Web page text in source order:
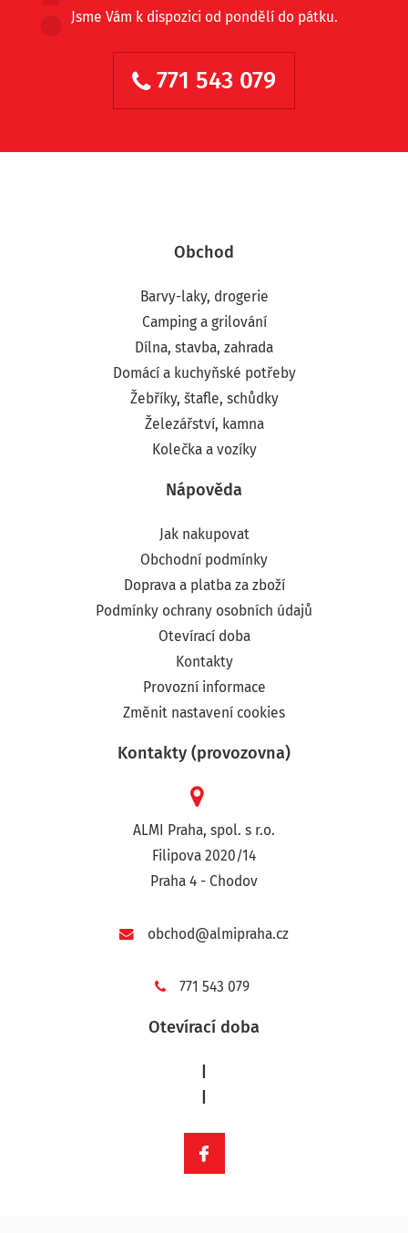
Jsme Vám k dispozici od pondělí do pátku.
771 543 079
Obchod
Barvy-laky, drogerie
Camping a grilování
Dílna, stavba, zahrada
Domácí a kuchyňské potřeby
Žebříky, štafle, schůdky
Železářství, kamna
Kolečka a vozíky
Nápověda
Jak nakupovat
Obchodní podmínky
Doprava a platba za zboží
Podmínky ochrany osobních údajů
Otevírací doba
Kontakty
Provozní informace
Změnit nastavení cookies
Kontakty (provozovna)
ALMI Praha, spol. s r.o.
Filipova 2020/14
Praha 4 - Chodov
obchod@almipraha.cz
771 543 079
Otevírací doba